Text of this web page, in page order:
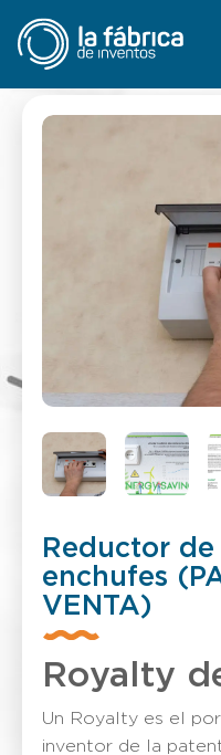
Reductor
enchufes
VENTA)
Royalty
Un Royalty es el
inventor de la